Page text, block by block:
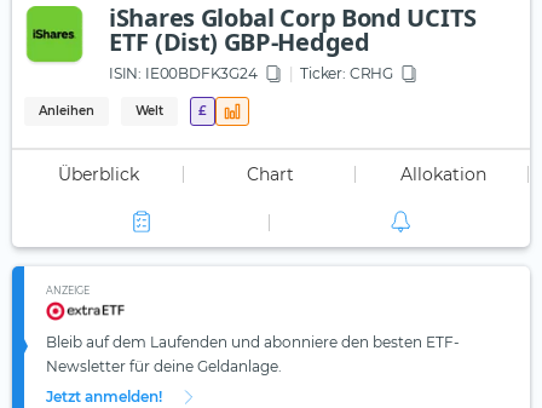
iShares Global Corp Bond UCITS
ETF (Dist) GBP-Hedged
ISIN: IE00BDFK3G24 Ticker: CRHG
Anleihen Welt £
Überblick Chart Allokation
ANZEIGE
Bleib auf dem Laufenden und abonniere den besten ETF-
Newsletter für deine Geldanlage.
Jetzt anmelden!